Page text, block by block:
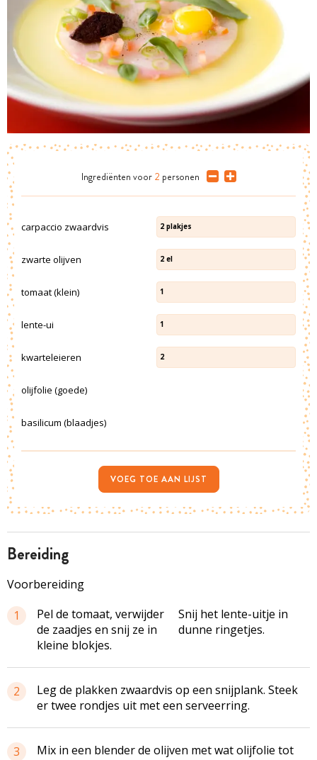
bereiding
Voorbereiding
1
Pel de tomaat, verwijder
de zaadjes en snij ze in
kleine blokjes.
Snij het lente-uitje in
dunne ringetjes.
2
Leg de plakken zwaardvis op een snijplank. Steek
er twee rondjes uit met een serveerring.
3
Mix in een blender de olijven met wat olijfolie tot
Ingrediënten voor 2 personen
carpaccio zwaardvis 2 plakjes
zwarte olijven 2 el
tomaat (klein) 1
lente-ui 1
kwarteleieren 2
olijfolie (goede)
basilicum (blaadjes)
VOEG TOE AAN LIJST